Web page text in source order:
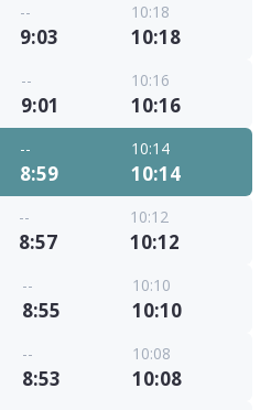
--
9:03
10:18
10:18
--
9:01
10:16
10:16
--
8:59
10:14
10:14
--
8:57
10:12
10:12
--
8:55
10:10
10:10
--
8:53
10:08
10:08